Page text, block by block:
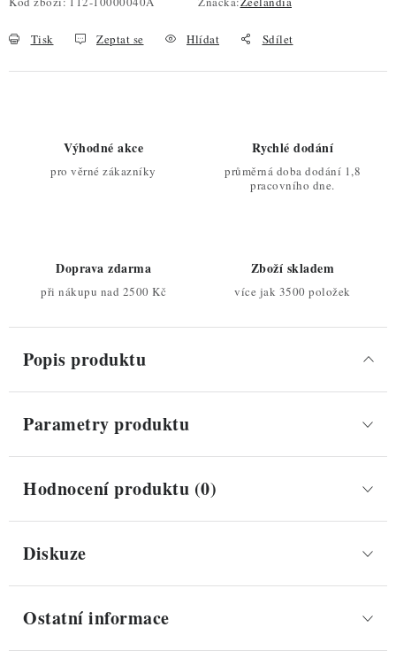
Tisk Zeptat se Hlídat Sdílet
Výhodné akce
pro věrné zákazníky
Rychlé dodání
průměrná doba dodání 1,8
pracovního dne.
Doprava zdarma
při nákupu nad 2500 Kč
Zboží skladem
více jak 3500 položek
Popis produktu
Parametry produktu
Hodnocení produktu (0)
Diskuze
Ostatní informace